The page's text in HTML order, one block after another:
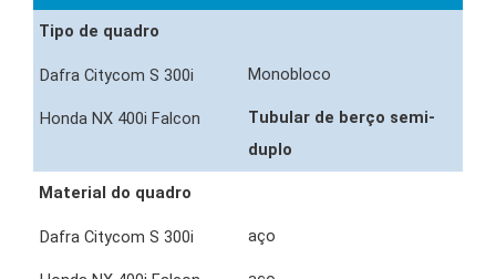
Tipo de quadro
Monobloco
Tubular de berço semi-
duplo
Material do quadro
aço